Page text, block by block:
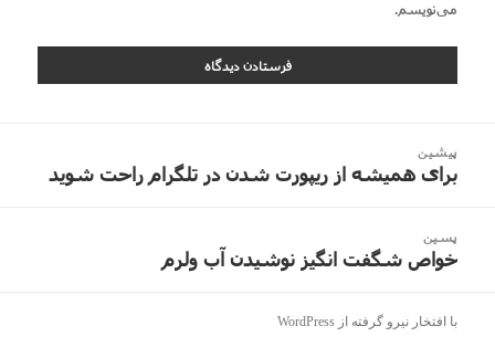
می‌نویسم.
نوشته
پیشین
نوشته
برای همیشه از ریپورت شدن در تلگرام راحت شوید
پسین
نوشته
خواص شگفت انگیز نوشیدن آب ولرم
با افتخار نیرو گرفته از WordPress